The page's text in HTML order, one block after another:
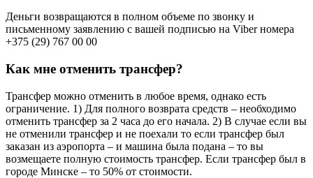
Деньги возвращаются в полном объеме по звонку и
письменному заявлению с вашей подписью на Viber номера
+375 (29) 767 00 00
Как мне отменить трансфер?
Трансфер можно отменить в любое время, однако есть
ограничение. 1) Для полного возврата средств – необходимо
отменить трансфер за 2 часа до его начала. 2) В случае если вы
не отменили трансфер и не поехали то если трансфер был
заказан из аэропорта – и машина была подана – то вы
возмещаете полную стоимость трансфер. Если трансфер был в
городе Минске – то 50% от стоимости.